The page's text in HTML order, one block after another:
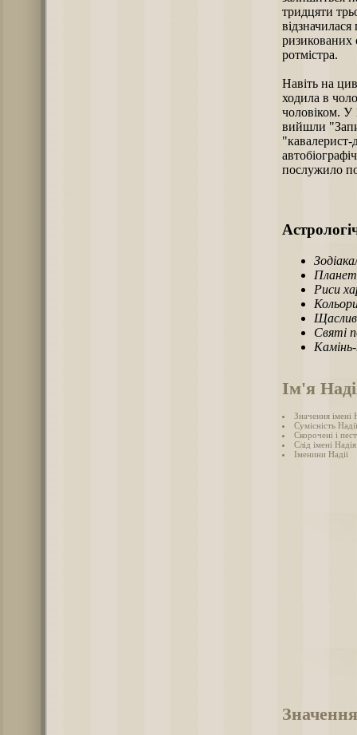
тридцяти
ризикованих
ротмістра.
Навіть на
ходила в
чоловіком. У
вийшли
"кавалерист-
послужило
Риси
Святі
Ім'я
Значення імені
Сумісність
Скорочені і
Слід імені Надія
Іменини Надії